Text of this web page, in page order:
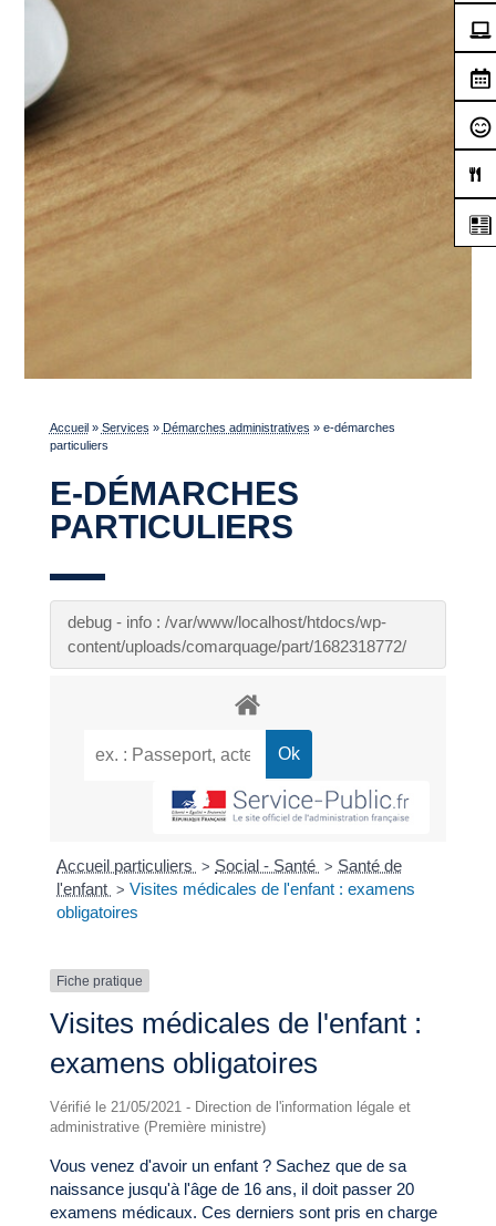
Accueil» Services » Démarches administratives » e-démarches
particuliers
E-DÉMARCHES
PARTICULIERS
debug - info : /var/www/localhost/htdocs/wp-
content/uploads/comarquage/part/1682318772/
Accueil particuliers > Social - Santé > Santé de
l'enfant > Visites médicales de l'enfant : examens
obligatoires
Fiche pratique
Visites médicales de l'enfant :
examens obligatoires
Vérifié le 21/05/2021 - Direction de l'information légale et
administrative (Première ministre)
Vous venez d'avoir un enfant ? Sachez que de sa
naissance jusqu'à l'âge de 16 ans, il doit passer 20
examens médicaux. Ces derniers sont pris en charge